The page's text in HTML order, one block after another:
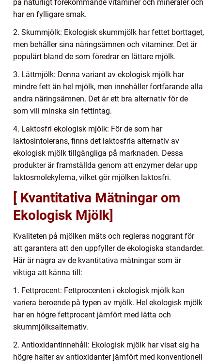
på naturligt förekommande vitaminer och mineraler och
har en fylligare smak.
2. Skummjölk: Ekologisk skummjölk har fettet borttaget,
men behåller sina näringsämnen och vitaminer. Det är
populärt bland de som föredrar en lättare mjölk.
3. Lättmjölk: Denna variant av ekologisk mjölk har
mindre fett än hel mjölk, men innehåller fortfarande alla
andra näringsämnen. Det är ett bra alternativ för de
som vill minska sin fettintag.
4. Laktosfri ekologisk mjölk: För de som har
laktosintolerans, finns det laktosfria alternativ av
ekologisk mjölk tillgängliga på marknaden. Dessa
produkter är framställda genom att enzymer delar upp
laktosmolekylerna, vilket gör mjölken laktosfri.
[ Kvantitativa Mätningar om
Ekologisk Mjölk]
Kvaliteten på mjölken mäts och regleras noggrant för
att garantera att den uppfyller de ekologiska standarder.
Här är några av de kvantitativa mätningar som är
viktiga att känna till:
1. Fettprocent: Fettprocenten i ekologisk mjölk kan
variera beroende på typen av mjölk. Hel ekologisk mjölk
har en högre fettprocent jämfört med lätta och
skummjölksalternativ.
2. Antioxidantinnehåll: Ekologisk mjölk har visat sig ha
högre halter av antioxidanter jämfört med konventionell